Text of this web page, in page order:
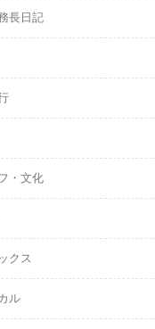
長日記
・文化
クス
ル